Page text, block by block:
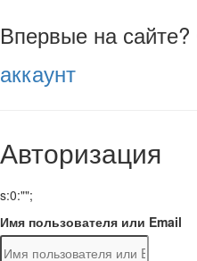
Впервые на сайте?
аккаунт
Авторизация
s:0:"";
Имя пользователя или Email